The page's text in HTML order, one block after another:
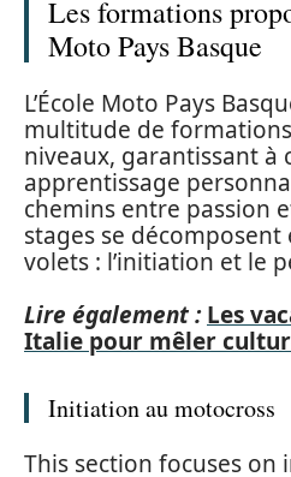
Les formations
Moto Pays Basque
L’École Moto Pays
multitude de
niveaux, garantissant à
apprentissage
chemins entre passion
stages se
volets : l’initiation et le
Lire également : Les
Italie pour mêler
Initiation au motocross
This section focuses on